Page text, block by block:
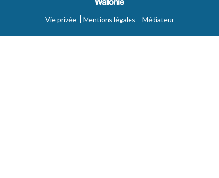
Vie privée Mentions légales Médiateur